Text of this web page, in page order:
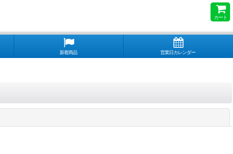
カート
新着商品 営業日カレンダー